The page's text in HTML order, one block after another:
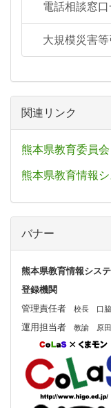
電話相談窓
大規模災害
関連リンク
熊本県教育委員会
熊本県教育情報
バナー
熊本県教育情報シス
登録機関
管理責任者 校長 口
運用担当者 教諭 原田